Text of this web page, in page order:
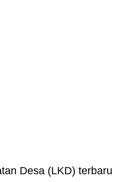
Desa (LKD)